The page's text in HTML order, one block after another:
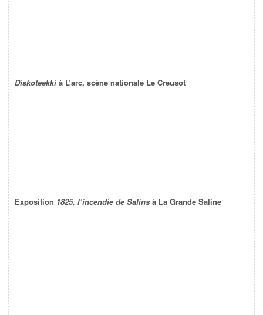
Diskoteekki à L’arc, scène nationale Le Creusot
Exposition 1825, l’incendie de Salins à La Grande Saline